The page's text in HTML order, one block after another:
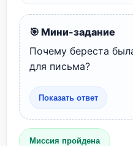
🎯 Мини-задание
Почему береста
для письма?
Показать ответ
Миссия пройдена